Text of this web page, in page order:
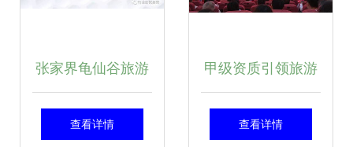
张家界龟仙谷旅游
景区开发项目商业
查看详情
甲级资质引领旅游
开发项目策划咨询
查看详情